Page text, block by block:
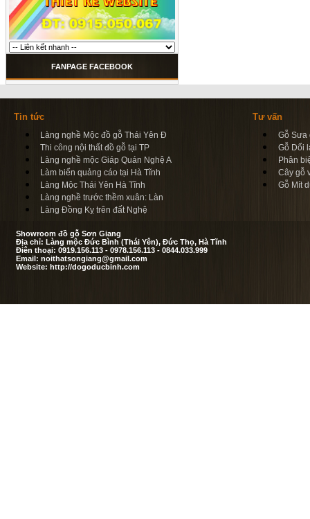
FANPAGE FACEBOOK
Tin tức
Làng nghề Mộc đồ gỗ Thái Yên Đ
Thi công nội thất đồ gỗ tại TP
Làng nghề mộc Giáp Quán Nghệ A
Làm biển quảng cáo tại Hà Tĩnh
Làng Mộc Thái Yên Hà Tĩnh
Làng nghề trước thềm xuân: Làn
Làng Đồng Kỵ trên đất Nghệ
Tư vấn
Gỗ Sưa
Gỗ Dổi
Phân
Cây gỗ
Gỗ Mít
Showroom đồ gỗ Sơn Giang
Địa chỉ: Làng mộc Đức Bình (Thái Yên), Đức Thọ, Hà Tĩnh
Điên thoại: 0919.156.113 - 0978.156.113 - 0844.033.999
Email: noithatsongiang@gmail.com
Website: http://dogoducbinh.com